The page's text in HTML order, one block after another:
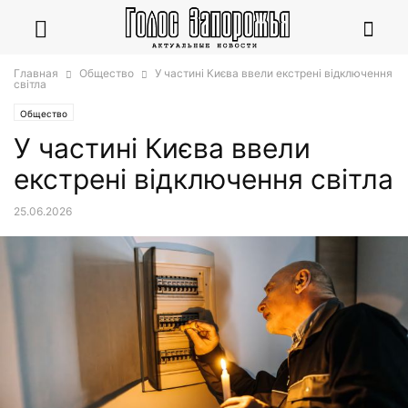
Главная Общество
У частині Києва ввели екстрені відключення
світла
Общество
У частині Києва ввели
екстрені відключення світла
25.06.2026